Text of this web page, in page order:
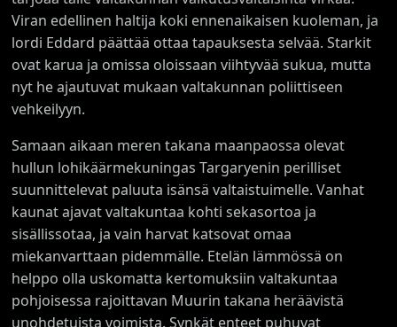
Viran edellinen haltija koki ennenaikaisen kuoleman, ja
lordi Eddard päättää ottaa tapauksesta selvää. Starkit
ovat karua ja omissa oloissaan viihtyvää sukua, mutta
nyt he ajautuvat mukaan valtakunnan poliittiseen
vehkeilyyn.
Samaan aikaan meren takana maanpaossa olevat
hullun lohikäärmekuningas Targaryenin perilliset
suunnittelevat paluuta isänsä valtaistuimelle. Vanhat
kaunat ajavat valtakuntaa kohti sekasortoa ja
sisällissotaa, ja vain harvat katsovat omaa
miekanvarttaan pidemmälle. Etelän lämmössä on
helppo olla uskomatta kertomuksiin valtakuntaa
pohjoisessa rajoittavan Muurin takana heräävistä
unohdetuista voimista. Synkät enteet puhuvat